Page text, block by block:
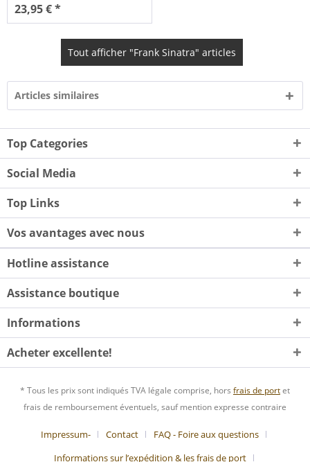
23,95 € *
Tout afficher "Frank Sinatra" articles
Articles similaires
Top Categories
Social Media
Top Links
Vos avantages avec nous
Hotline assistance
Assistance boutique
Informations
Acheter excellente!
* Tous les prix sont indiqués TVA légale comprise, hors frais de portet
frais de remboursement éventuels, sauf mention expresse contraire
Impressum- Contact
FAQ - Foire aux questions
Informations sur l’expédition & les frais de port